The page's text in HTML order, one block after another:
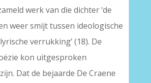
werk van die dichter ‘de
weer smijt tussen ideologische
verrukking’ (18). De
kon uitgesproken
Dat de bejaarde De Craene